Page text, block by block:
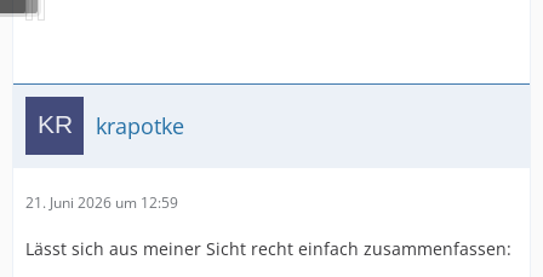
krapotke
21. Juni 2026 um 12:59
Lässt sich aus meiner Sicht recht einfach zusammenfassen: